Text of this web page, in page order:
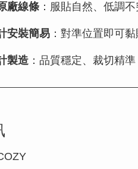
廠線條 ：服貼自然、低調
安裝簡易 ：對準位置即可
製造 ：品質穩定、裁切精準